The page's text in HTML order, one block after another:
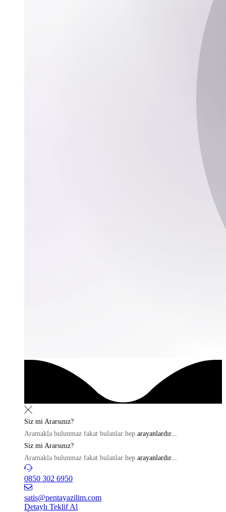
Siz mi Ararsınız?
Aramakla bulunmaz fakat bulanlar hep arayanlardır...
Siz mi Ararsınız?
Aramakla bulunmaz fakat bulanlar hep arayanlardır...
0850 302 6950
satis@pentayazilim.com
Detaylı Teklif Al